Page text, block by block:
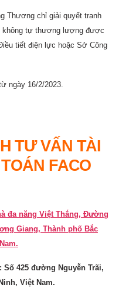
Thương chỉ giải quyết tranh
không tự thương lượng được
tiết điện lực hoặc Sở Công
ngày 16/2/2023.
TƯ VẤN TÀI
FACO
đa năng Việt Thắng, Đường
Giang, Thành phố Bắc
425 đường Nguyễn Trãi,
Việt Nam.